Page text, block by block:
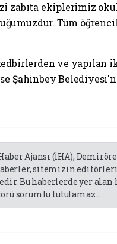
zabıta ekiplerimiz
Tüm
ve
Şahinbey
Ajansı (İHA),
sitemizin
Bu haberlerde yer
sorumlu tutulamaz...